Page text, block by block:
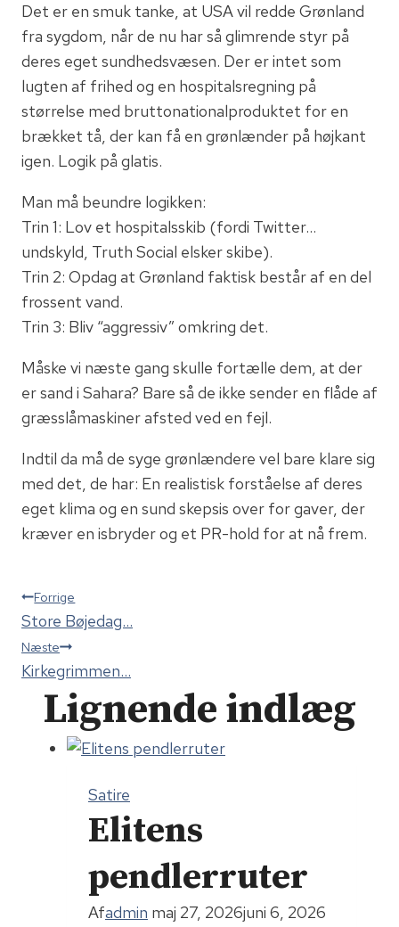
Det er en smuk tanke, at USA vil redde Grønland
fra sygdom, når de nu har så glimrende styr på
deres eget sundhedsvæsen. Der er intet som
lugten af frihed og en hospitalsregning på
størrelse med bruttonationalproduktet for en
brækket tå, der kan få en grønlænder på højkant
igen. Logik på glatis.
Man må beundre logikken:
Trin 1: Lov et hospitalsskib (fordi Twitter…
undskyld, Truth Social elsker skibe).
Trin 2: Opdag at Grønland faktisk består af en del
frossent vand.
Trin 3: Bliv “aggressiv” omkring det.
Måske vi næste gang skulle fortælle dem, at der
er sand i Sahara? Bare så de ikke sender en flåde af
græsslåmaskiner afsted ved en fejl.
Indtil da må de syge grønlændere vel bare klare sig
med det, de har: En realistisk forståelse af deres
eget klima og en sund skepsis over for gaver, der
kræver en isbryder og et PR-hold for at nå frem.
Indlægsnavigation
Forrige
Store Bøjedag…
Næste
Kirkegrimmen…
Lignende indlæg
Satire
Elitens
pendlerruter
Afadmin maj 27, 2026juni 6, 2026